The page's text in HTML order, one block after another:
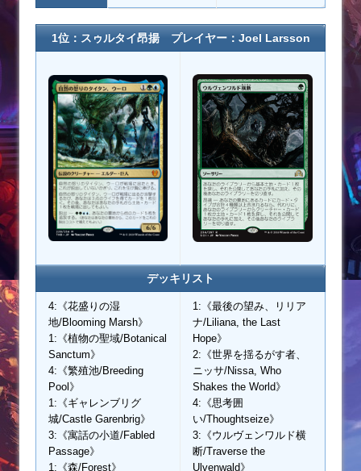
1位：スゥルタイ昂揚 プレイヤー： Joel Larsson
デッキリスト
4:《花盛りの湿
地/Blooming Marsh》
1:《植物の聖域/Botanical
Sanctum》
4:《繁殖池/Breeding
Pool》
1:《ギャレンブリグ
城/Castle Garenbrig》
3:《寓話の小道/Fabled
Passage》
1:《森/Forest》
1:《最後の望み、リリア
ナ/Liliana, the Last
Hope》
2:《世界を揺るがす者、
ニッサ/Nissa, Who
Shakes the World》
4:《思考囲
い/Thoughtseize》
3:《ウルヴェンワルド横
断/Traverse the
Ulvenwald》